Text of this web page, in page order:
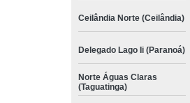
Ceilândia Norte (Ceilândia)
Delegado Lago Ii (Paranoá)
Norte Águas Claras
(Taguatinga)